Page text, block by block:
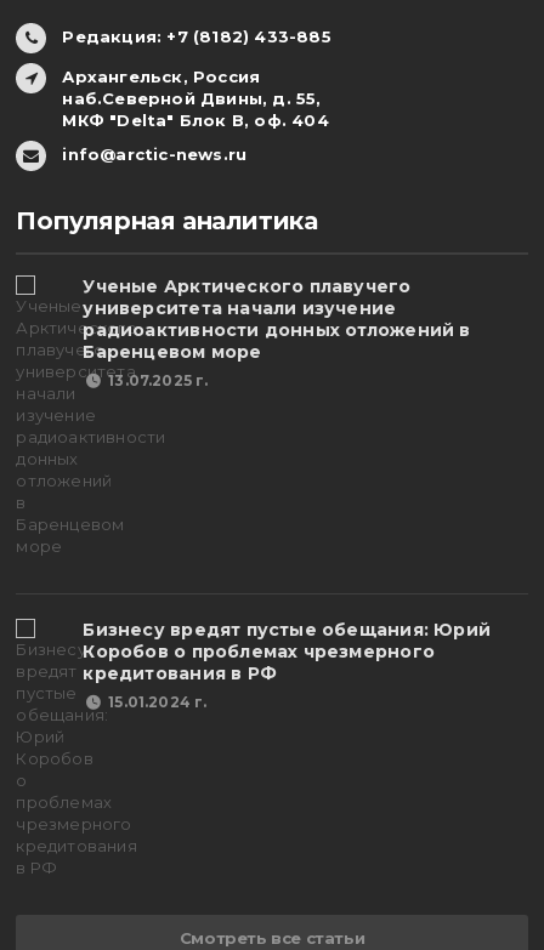
Редакция: +7 (8182) 433-885
Архангельск, Россия
наб.Северной Двины, д. 55,
МКФ "Delta" Блок В, оф. 404
info@arctic-news.ru
Популярная аналитика
Ученые Арктического плавучего
университета начали изучение
радиоактивности донных отложений в
Баренцевом море
13.07.2025 г.
Бизнесу вредят пустые обещания: Юрий
Коробов о проблемах чрезмерного
кредитования в РФ
15.01.2024 г.
Смотреть все статьи